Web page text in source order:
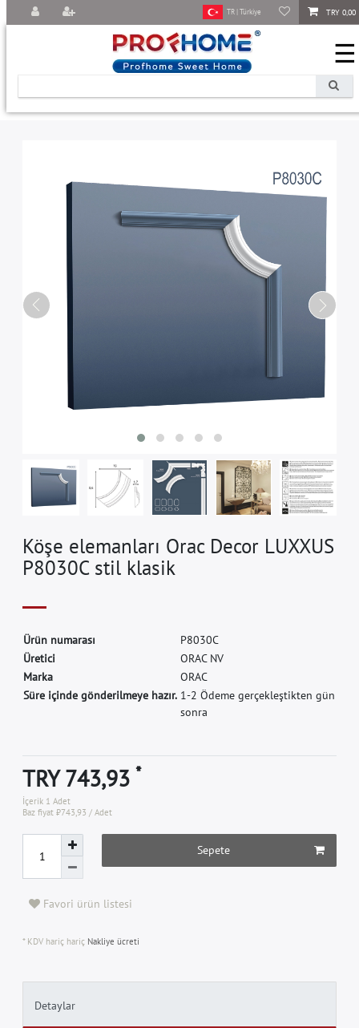
TRY 0,00
TR | Türkiye
☰
Köşe elemanları Orac Decor LUXXUS
P8030C stil klasik
Ürün numarası P8030C
Üretici ORAC NV
Marka ORAC
Süre içinde gönderilmeye hazır. 1-2 Ödeme gerçekleştikten gün
sonra
TRY 743,93*
İçerik 1Adet
Baz fiyat₺743,93 / Adet
Sepete
Favori ürün listesi
* KDV hariç hariç Nakliye ücreti
Detaylar